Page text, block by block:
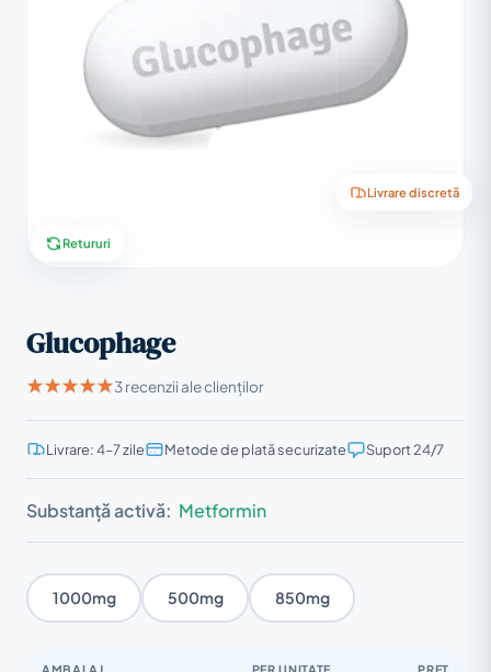
Livrare discretă
Retururi
Glucophage
3 recenzii ale clienților
Livrare: 4–7 zile Metode de plată securizate Suport 24/7
Substanță activă: Metformin
1000mg 500mg 850mg
AMBALAJ PER UNITATE PREȚ